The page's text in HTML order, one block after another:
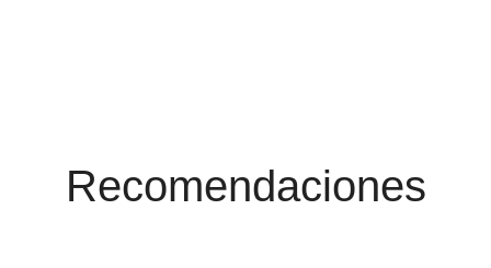
Promociones
Recomendaciones